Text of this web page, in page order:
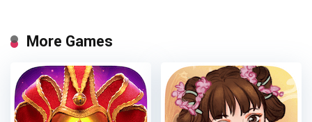
More Games